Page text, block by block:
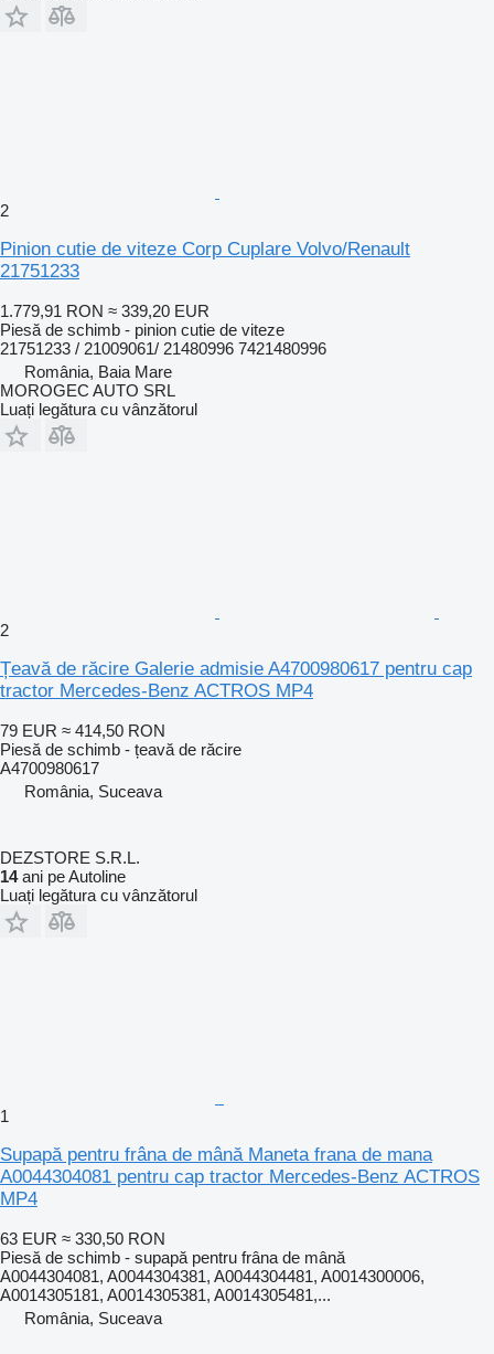
2
Pinion cutie de viteze Corp Cuplare Volvo/Renault
21751233
1.779,91 RON ≈ 339,20 EUR
Piesă de schimb - pinion cutie de viteze
21751233 / 21009061/ 21480996 7421480996
România, Baia Mare
MOROGEC AUTO SRL
Luați legătura cu vânzătorul
2
Țeavă de răcire Galerie admisie A4700980617 pentru cap
tractor Mercedes-Benz ACTROS MP4
79 EUR ≈ 414,50 RON
Piesă de schimb - țeavă de răcire
A4700980617
România, Suceava
DEZSTORE S.R.L.
14ani pe Autoline
Luați legătura cu vânzătorul
1
Supapă pentru frâna de mână Maneta frana de mana
A0044304081 pentru cap tractor Mercedes-Benz ACTROS
MP4
63 EUR ≈ 330,50 RON
Piesă de schimb - supapă pentru frâna de mână
A0044304081, A0044304381, A0044304481, A0014300006,
A0014305181, A0014305381, A0014305481,...
România, Suceava